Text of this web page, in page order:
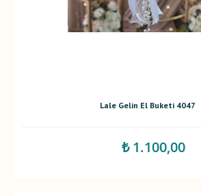
Lale Gelin El Buketi 4047
₺ 1.100,00